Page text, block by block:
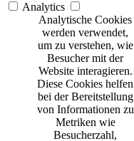
Analytics
Analytische Cookies
werden verwendet,
um zu verstehen, wie
Besucher mit der
Website interagieren.
Diese Cookies helfen
bei der Bereitstellung
von Informationen zu
Metriken wie
Besucherzahl,